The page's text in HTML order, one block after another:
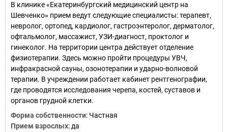
В клинике «Екатеринбургский медицинский центр на
Шевченко» прием ведут следующие специалисты: терапевт,
невролог, ортопед, кардиолог, гастроэнтеролог, дерматолог,
офтальмолог, массажист, УЗИ-диагност, проктолог и
гинеколог. На территории центра действует отделение
физиотерапии. Здесь можно пройти процедуры УВЧ,
инфракрасной сауны, озонотерапии и ударно-волновой
терапии. В учреждении работает кабинет рентгенографии,
где проводятся исследования черепа, костей, суставов и
органов грудной клетки.
Форма собственности: Частная
Прием взрослых: да